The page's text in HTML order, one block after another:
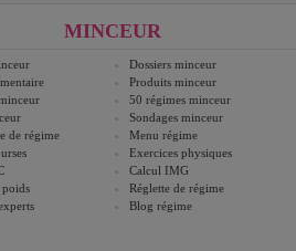
MINCEUR
Dossiers minceur
Produits minceur
50 régimes minceur
Sondages minceur
de régime
Menu régime
Exercices physiques
Calcul IMG
poids
Réglette de régime
Blog régime